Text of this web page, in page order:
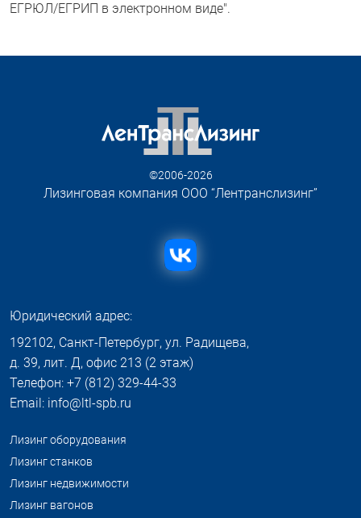
ЕГРЮЛ/ЕГРИП в электронном виде".
©2006-2026
Лизинговая компания ООО “Лентранслизинг”
Юридический адрес:
192102, Санкт-Петербург, ул. Радищева,
д. 39, лит. Д, офис 213 (2 этаж)
Телефон: +7 (812) 329-44-33
Email: info@ltl-spb.ru
Лизинг оборудования
Лизинг станков
Лизинг недвижимости
Лизинг вагонов